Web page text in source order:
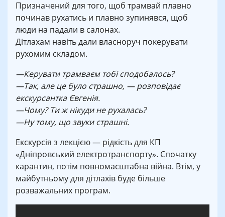
Призначений для того, щоб трамвай плавно
починав рухатись и плавно зупинявся, щоб
люди на падали в салонах.
Дітлахам навіть дали власноруч покерувати
рухомим складом.
—Керувати трамваєм тобі сподобалось?
—Так, але це було страшно, — розповідає
екскурсантка Євгенія.
—Чому? Ти ж нікуди не рухалась?
—Ну тому, що звуки страшні.
Екскурсія з лекцією — рідкість для КП
«Дніпровський електротранспорту». Спочатку
карантин, потім повномасштабна війна. Втім, у
майбутньому для дітлахів буде більше
розважальних програм.